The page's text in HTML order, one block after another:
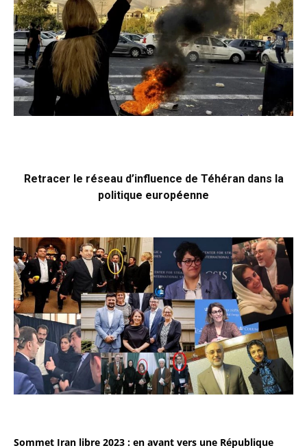
Retracer le réseau d’influence de Téhéran dans la
politique européenne
Sommet Iran libre 2023 : en avant vers une République